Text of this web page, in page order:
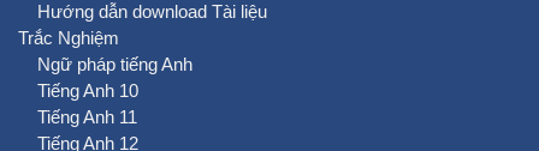
Hướng dẫn download Tài liệu
Trắc Nghiệm
Ngữ pháp tiếng Anh
Tiếng Anh 10
Tiếng Anh 11
Tiếng Anh 12